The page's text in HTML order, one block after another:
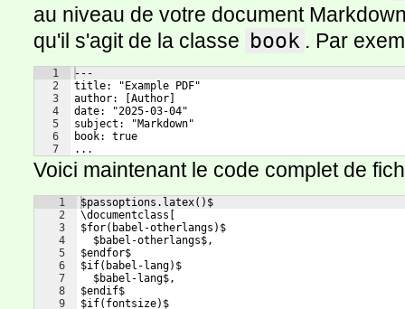
au niveau de votre document
qu'il s'agit de la classe book . Par
1
2
3
4
5
6
7
---
title: "Example PDF"
author: [Author]
date: "2025-03-04"
subject: "Markdown"
book: true
...
Voici maintenant le code complet de
1
2
3
4
5
6
7
8
9
$passoptions.latex()$
\documentclass[
$for(babel-otherlangs)$
  $babel-otherlangs$,
$endfor$
$if(babel-lang)$
  $babel-lang$,
$endif$
$if(fontsize)$